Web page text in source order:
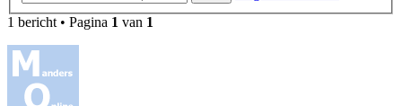
1 bericht • Pagina 1 van 1